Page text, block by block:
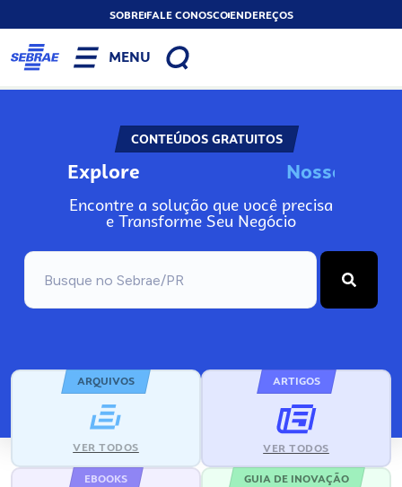
SOBREFALE CONOSCOENDEREÇOS
MENU
CONTEÚDOS GRATUITOS
Explore Nos
Encontre a solução que você precisa
e Transforme Seu Negócio
ARQUIVOS
VER TODOS
ARTIGOS
VER TODOS
EBOOKS GUIA DE INOVAÇÃO